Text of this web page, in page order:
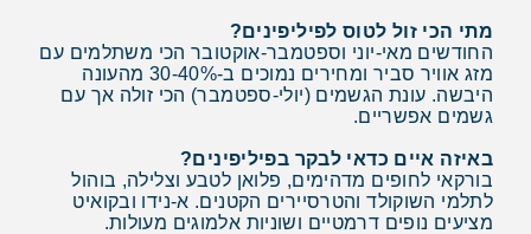
מתי הכי זול לטוס לפיליפינים?
החודשים מאי-יוני וספטמבר-אוקטובר הכי משתלמים עם
מזג אוויר סביר ומחירים נמוכים ב-30-40% מהעונה
היבשה. עונת הגשמים (יולי-ספטמבר) הכי זולה אך עם
גשמים אפשריים.
באיזה איים כדאי לבקר בפיליפינים?
בורקאי לחופים מדהימים, פלואן לטבע וצלילה, בוהול
לתלמי השוקולד והטרסיירים הקטנים. א-נידו ובקואיט
מציעים נופים דרמטיים ושוניות אלמוגים מעולות.